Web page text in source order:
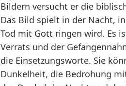
Bildern versucht er die
Das Bild spielt in der Nacht,
Tod mit Gott ringen wird. Es
Verrats und der
die Einsetzungsworte. Sie
Dunkelheit, die Bedrohung